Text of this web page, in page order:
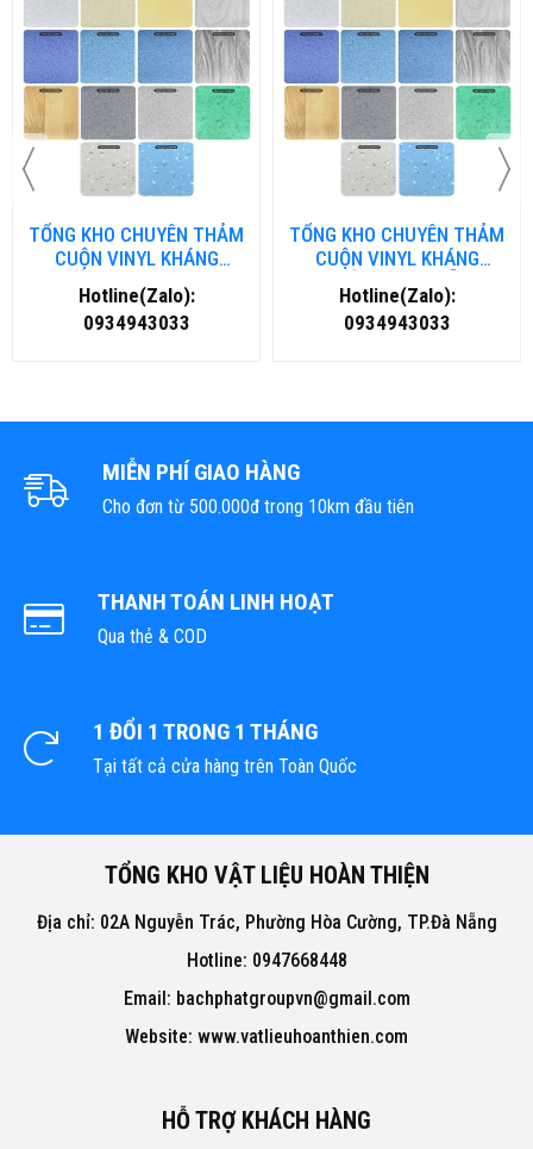
TỔNG KHO CHUYÊN THẢM
CUỘN VINYL KHÁNG
KHUẨN TẠI ĐÀ NẴNG
Hotline(Zalo):
0934943033
TỔNG KHO CHUYÊN THẢM
CUỘN VINYL KHÁNG
KHUẨN TẠI HÀ NỘI
Hotline(Zalo):
0934943033
MIỄN PHÍ GIAO HÀNG
Cho đơn từ 500.000đ trong 10km đầu tiên
THANH TOÁN LINH HOẠT
Qua thẻ & COD
1 ĐỔI 1 TRONG 1 THÁNG
Tại tất cả cửa hàng trên Toàn Quốc
TỔNG KHO VẬT LIỆU HOÀN THIỆN
Địa chỉ: 02A Nguyễn Trác, Phường Hòa Cường, TP.Đà Nẵng
Hotline: 0947668448
Email: bachphatgroupvn@gmail.com
Website: www.vatlieuhoanthien.com
HỖ TRỢ KHÁCH HÀNG